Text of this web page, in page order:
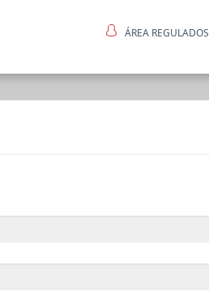
ÁREA REGULADOS